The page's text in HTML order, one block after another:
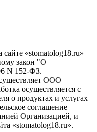
«stomatolog18.ru»
закон "О
N 152-ФЗ.
ООО
осуществляется с
о продуктах и услугах
соглашение
Организацией, и
«stomatolog18.ru».